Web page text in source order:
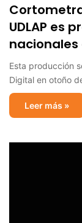
UDLAP es
Esta producción
Digital en otoño
Leer más »